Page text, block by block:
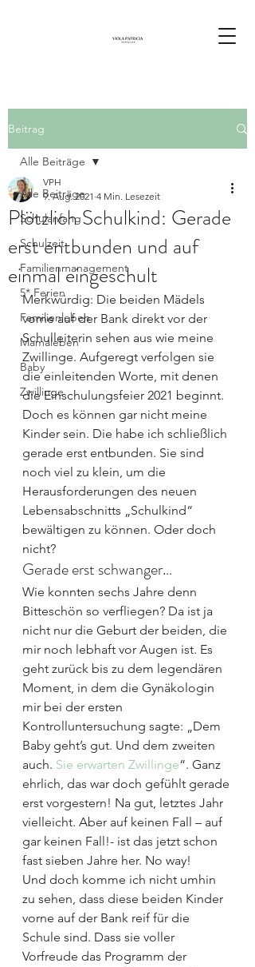
Beitrag
Alle Beiträge
Schulanfang
Schulzeit
Familienmanagement
5* Ferien
Familienleben
Mamaleben
Baby
Zwillinge
Alle Beiträge
Plötzlich Schulkind: Gerade
erst entbunden und auf
einmal eingeschult
VPH
9. Aug. 2021 4 Min. Lesezeit
Merkwürdig: Die beiden Mädels
vorne auf der Bank direkt vor der
Schulleiterin sehen aus wie meine
Zwillinge. Aufgeregt verfolgen sie
die einleitenden Worte, mit denen
die Einschulungsfeier 2021 beginnt.
Doch es können gar nicht meine
Kinder sein. Die habe ich schließlich
gerade erst entbunden. Sie sind
noch viel zu klein, um die
Herausforderungen des neuen
Lebensabschnitts „Schulkind“
bewältigen zu können. Oder doch
nicht?
Gerade erst schwanger…
Wie konnten sechs Jahre denn
Bitteschön so verfliegen? Da ist ja
nicht nur die Geburt der beiden, die
mir noch lebhaft vor Augen ist. Es
geht zurück bis zu dem legendären
Moment, in dem die Gynäkologin
mir bei der ersten
Kontrolluntersuchung sagte: „Dem
Baby geht’s gut. Und dem zweiten
auch. Sie erwarten Zwillinge“. Ganz
ehrlich, das war doch gefühlt gerade
erst vorgestern! Na gut, letztes Jahr
vielleicht. Aber auf keinen Fall – auf
gar keinen Fall!- ist das jetzt schon
fast sieben Jahre her. No way!
Und doch komme ich nicht umhin
zu sehen, dass diese beiden Kinder
vorne auf der Bank reif für die
Schule sind. Dass sie voller
Vorfreude das Programm der